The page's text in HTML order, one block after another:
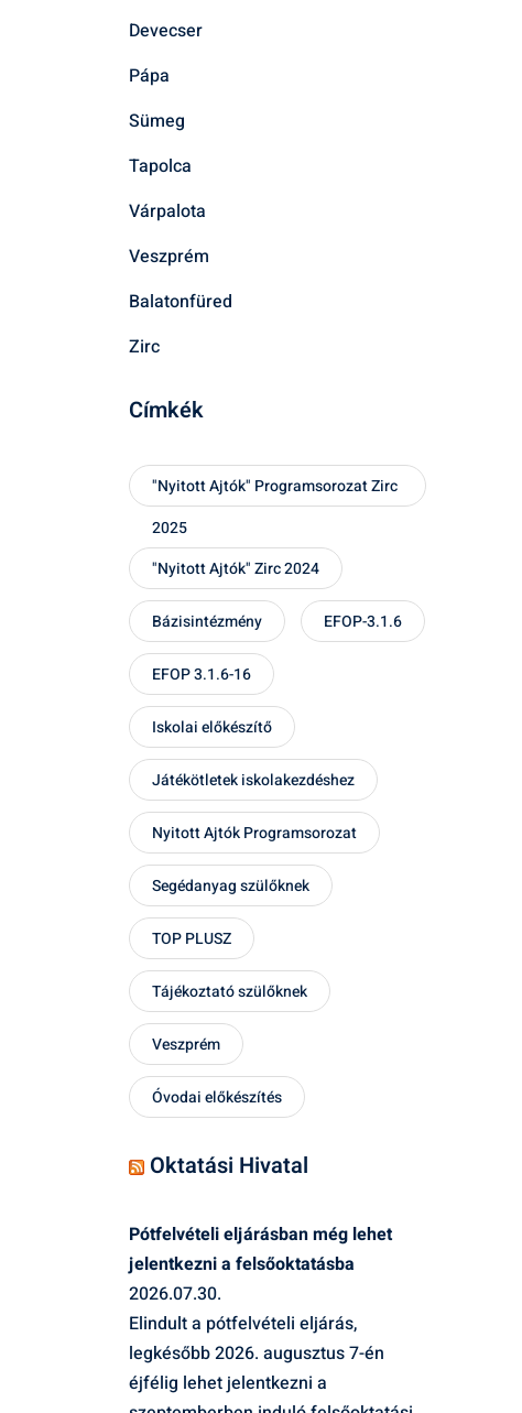
Devecser
Pápa
Sümeg
Tapolca
Várpalota
Veszprém
Balatonfüred
Zirc
Címkék
"Nyitott Ajtók" Programsorozat Zirc
2025
"Nyitott Ajtók" Zirc 2024
Bázisintézmény EFOP-3.1.6
EFOP 3.1.6-16
Iskolai előkészítő
Játékötletek iskolakezdéshez
Nyitott Ajtók Programsorozat
Segédanyag szülőknek
TOP PLUSZ
Tájékoztató szülőknek
Veszprém
Óvodai előkészítés
Oktatási Hivatal
Pótfelvételi eljárásban még lehet
jelentkezni a felsőoktatásba
2026.07.30.
Elindult a pótfelvételi eljárás,
legkésőbb 2026. augusztus 7-én
éjfélig lehet jelentkezni a